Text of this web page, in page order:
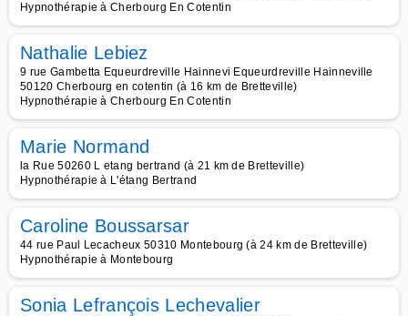
Hypnothérapie à Cherbourg En Cotentin
Nathalie Lebiez
9 rue Gambetta Equeurdreville Hainnevi Equeurdreville Hainneville
50120 Cherbourg en cotentin (à 16 km de Bretteville)
Hypnothérapie à Cherbourg En Cotentin
Marie Normand
la Rue 50260 L etang bertrand (à 21 km de Bretteville)
Hypnothérapie à L'étang Bertrand
Caroline Boussarsar
44 rue Paul Lecacheux 50310 Montebourg (à 24 km de Bretteville)
Hypnothérapie à Montebourg
Sonia Lefrançois Lechevalier